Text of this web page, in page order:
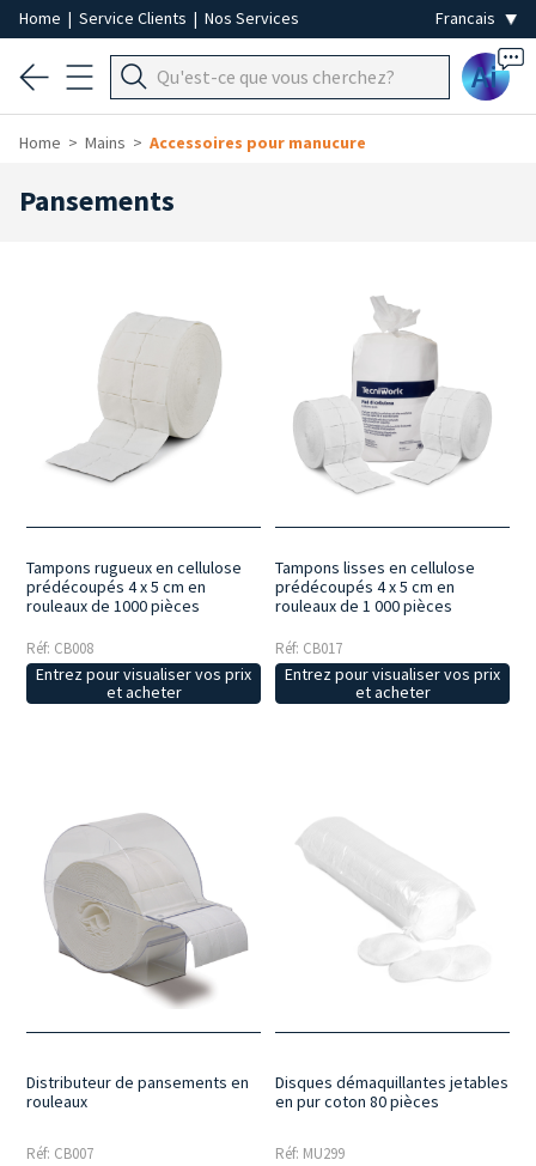
Home | Service Clients | Nos Services
Ai
Home Mains Accessoires pour manucure
Pansements
Tampons rugueux en cellulose
prédécoupés 4 x 5 cm en
rouleaux de 1000 pièces
Réf: CB008
Entrez pour visualiser vos prix
et acheter
Tampons lisses en cellulose
prédécoupés 4 x 5 cm en
rouleaux de 1 000 pièces
Réf: CB017
Entrez pour visualiser vos prix
et acheter
Distributeur de pansements en
rouleaux
Réf: CB007
Disques démaquillantes jetables
en pur coton 80 pièces
Réf: MU299